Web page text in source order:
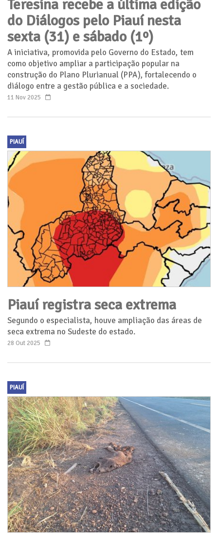
Teresina recebe a última edição
do Diálogos pelo Piauí nesta
sexta (31) e sábado (1º)
A iniciativa, promovida pelo Governo do Estado, tem
como objetivo ampliar a participação popular na
construção do Plano Plurianual (PPA), fortalecendo o
diálogo entre a gestão pública e a sociedade.
11 Nov 2025
PIAUÍ
Piauí registra seca extrema
Segundo o especialista, houve ampliação das áreas de
seca extrema no Sudeste do estado.
28 Out 2025
PIAUÍ